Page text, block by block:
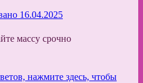
16.04.2025
массу срочно
нажмите здесь, чтобы